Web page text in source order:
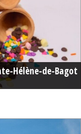
Hélène-de-Bagot